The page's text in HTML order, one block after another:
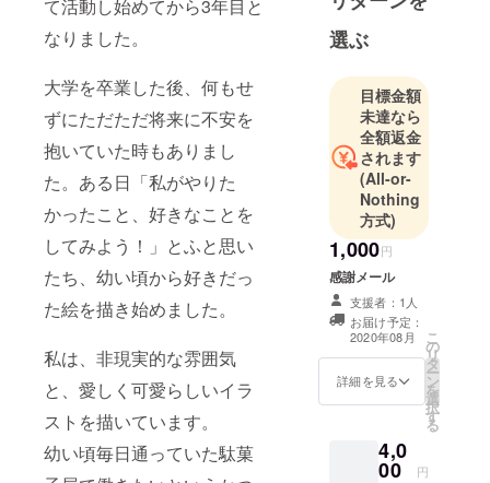
て活動し始めてから3年目と
なりました。
大学を卒業した後、何もせ
ずにただただ将来に不安を
抱いていた時もありまし
た。ある日「私がやりた
かったこと、好きなことを
してみよう！」とふと思い
たち、幼い頃から好きだっ
た絵を描き始めました。
私は、非現実的な雰囲気
と、愛しく可愛らしいイラ
ストを描いています。
幼い頃毎日通っていた駄菓
PEGACON_
LEE
選ぶ
目標金額
未達なら
全額返金
されます
(All-or-
Nothing
方式)
1,000円
感謝メール
支援者：1人
お届け予定：
2020年08月
詳細を見る
こ
の
リ
タ
ー
ン
を
選
択
す
る
4,0
00 円